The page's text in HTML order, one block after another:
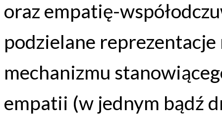
oraz empatię-
podzielane reprezentacje
mechanizmu
empatii (w jednym bądź